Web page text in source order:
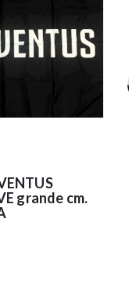
grande cm.